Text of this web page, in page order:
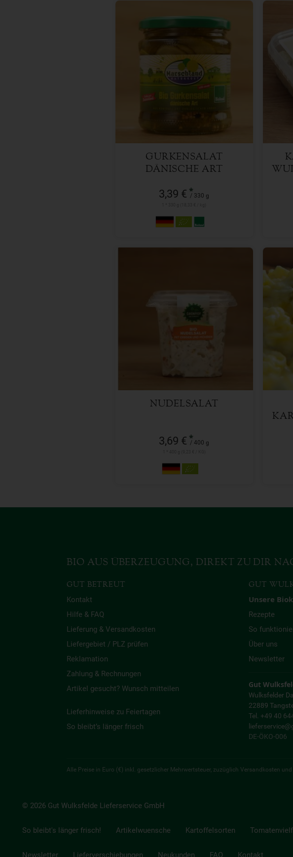
GURKENSALAT
DÄNISCHE ART
3,39 € *
/ 330 g
330 g
NUDELSALAT
3,69 € *
/ 400 g
Anzahl
BIO AUS ÜBERZEUGUNG, DIREKT ZU DIR
GUT BETREUT
Kontakt
Hilfe & FAQ
Lieferung & Versandkosten
Liefergebiet / PLZ prüfen
Reklamation
Zahlung & Rechnungen
Artikel gesucht? Wunsch mitteilen
Lieferhinweise zu Feiertagen
So bleibt’s länger frisch
GUT
Unsere
Rezepte
So
Über uns
Newsletter
Gut
Wulksfelder
22889
Tel. +49 40
DE-ÖKO-006
Alle Preise in Euro (€) inkl. gesetzlicher Mehrwertsteuer, zuzüglich Versandkosten
© 2026 Gut Wulksfelde Lieferservice GmbH
So bleibt's länger frisch! Artikelwuensche Kartoffelsorten
Newsletter Lieferverschiebungen Neukunden FAQ Kontakt